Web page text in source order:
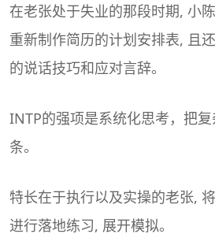
在老张处于失业的那段时期, 小
重新制作简历的计划安排表, 且
的说话技巧和应对言辞。
INTP的强项是系统化思考，把
条。
特长在于执行以及实操的老张,
进行落地练习, 展开模拟。